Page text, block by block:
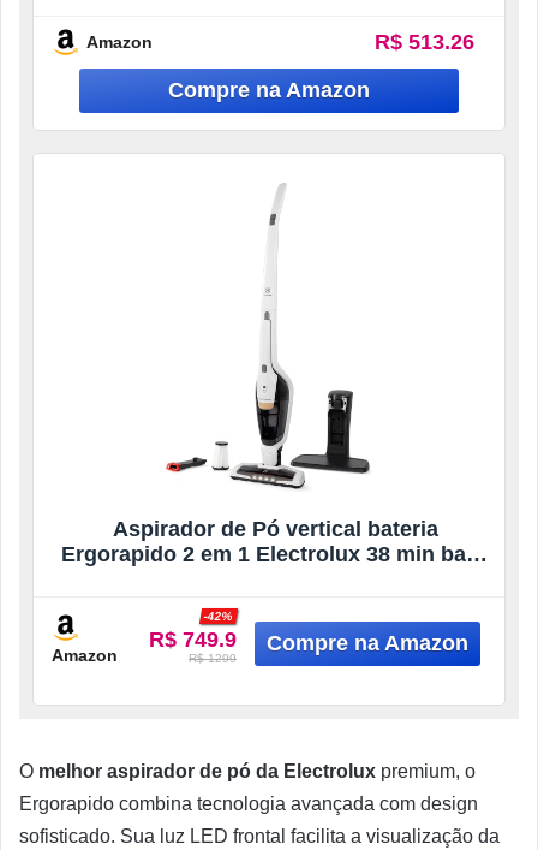
rotativa aspira escova capacidade 950ml
Amazon R$ 513.26
Aspirador de Pó vertical bateria
Ergorapido 2 em 1 Electrolux 38 min base
limpeza facil da escova rotativa aspira
escova capacidade 420Ml ERG25B Bivolt
branco
Amazon
R$ 749.9
-42%
R$ 1299
O melhor aspirador de pó da Electrolux premium, o
Ergorapido combina tecnologia avançada com design
sofisticado. Sua luz LED frontal facilita a visualização da